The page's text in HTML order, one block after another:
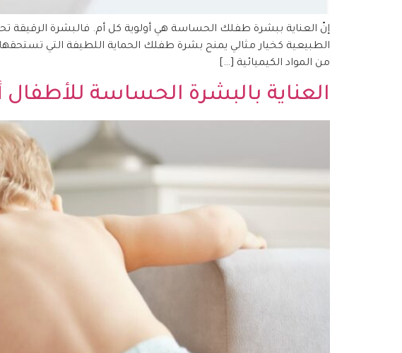
إنّ العناية ببشرة طفلك الحساسة هي أولوية كل أم. فالبشرة الرقيقة
الطبيعية كخيار مثالي يمنح بشرة طفلك الحماية اللطيفة التي
من المواد الكيميائية […]
العناية بالبشرة الحساسة